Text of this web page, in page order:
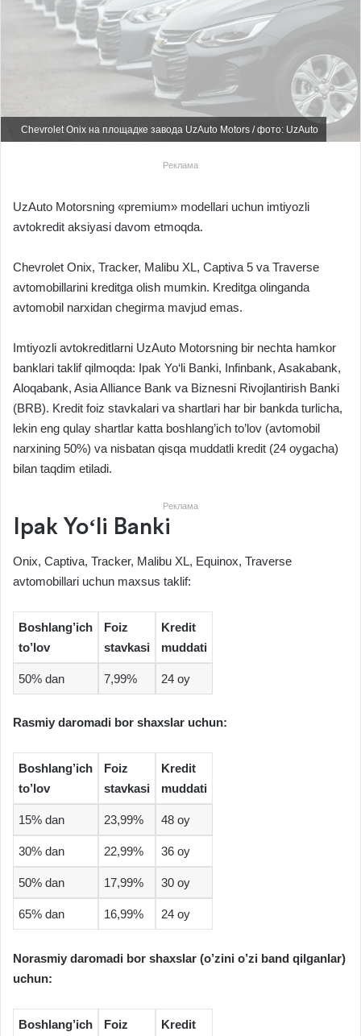
Chevrolet Onix на площадке завода UzAuto Motors / фото: UzAuto
Реклама
UzAuto Motorsning «premium» modellari uchun imtiyozli
avtokredit aksiyasi davom etmoqda.
Chevrolet Onix, Tracker, Malibu XL, Captiva 5 va Traverse
avtomobillarini kreditga olish mumkin. Kreditga olinganda
avtomobil narxidan chegirma mavjud emas.
Imtiyozli avtokreditlarni UzAuto Motorsning bir nechta hamkor
banklari taklif qilmoqda: Ipak Yo‘li Banki, Infinbank, Asakabank,
Aloqabank, Asia Alliance Bank va Biznesni Rivojlantirish Banki
(BRB). Kredit foiz stavkalari va shartlari har bir bankda turlicha,
lekin eng qulay shartlar katta boshlang’ich to’lov (avtomobil
narxining 50%) va nisbatan qisqa muddatli kredit (24 oygacha)
bilan taqdim etiladi.
Реклама
Ipak Yo‘li Banki
Onix, Captiva, Tracker, Malibu XL, Equinox, Traverse
avtomobillari uchun maxsus taklif:
Boshlang’ich
to’lov
Foiz
stavkasi
Kredit
muddati
50% dan 7,99% 24 oy
Rasmiy daromadi bor shaxslar uchun:
Boshlang’ich
to’lov
Foiz
stavkasi
Kredit
muddati
15% dan 23,99% 48 oy
30% dan 22,99% 36 oy
50% dan 17,99% 30 oy
65% dan 16,99% 24 oy
Norasmiy daromadi bor shaxslar (o’zini o’zi band qilganlar)
uchun:
Boshlang’ich
Foiz
Kredit